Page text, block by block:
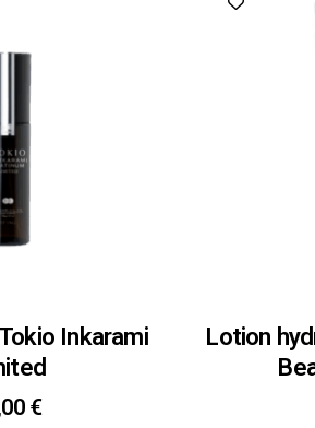
Inkarami
€
Lotion